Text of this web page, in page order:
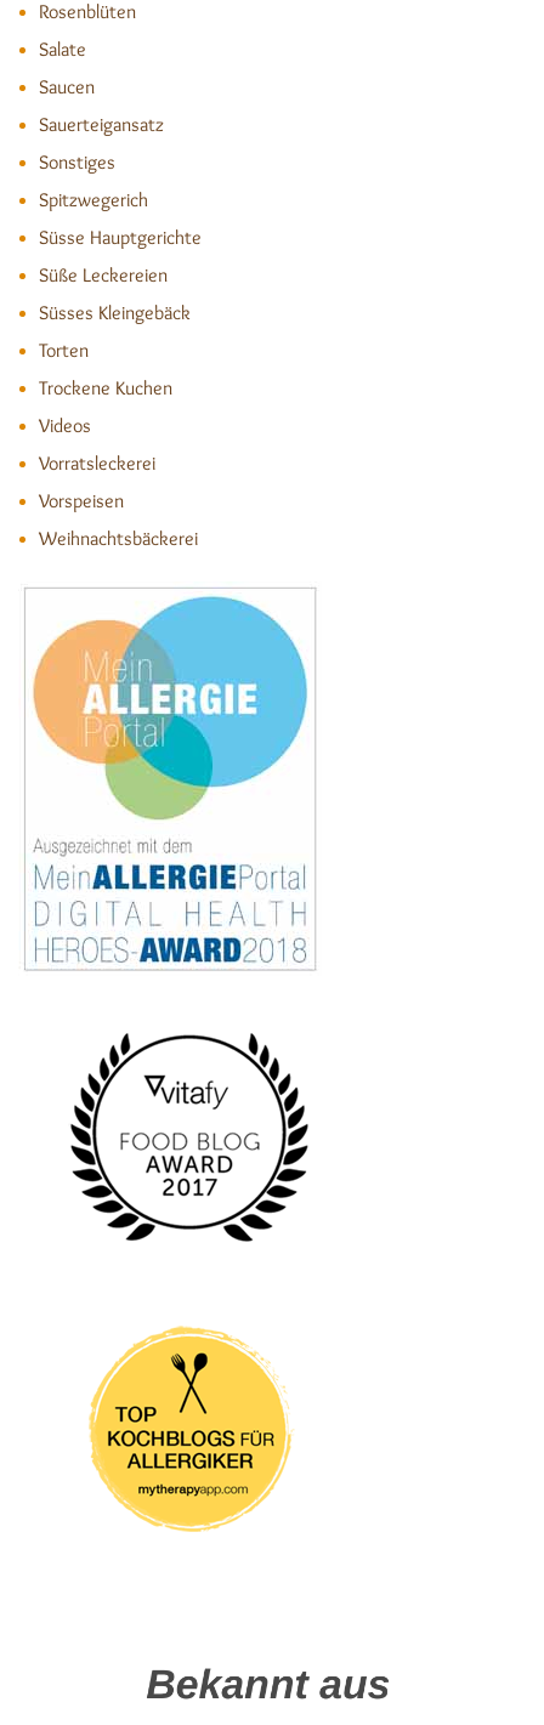
Rosenblüten
Salate
Saucen
Sauerteigansatz
Sonstiges
Spitzwegerich
Süsse Hauptgerichte
Süße Leckereien
Süsses Kleingebäck
Torten
Trockene Kuchen
Videos
Vorratsleckerei
Vorspeisen
Weihnachtsbäckerei